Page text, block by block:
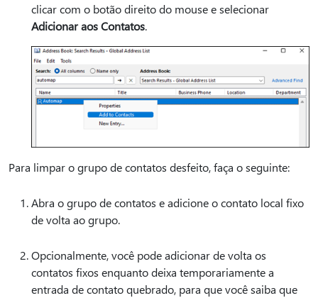
clicar com o botão direito do mouse e selecionar
Adicionar aos Contatos.
Para limpar o grupo de contatos desfeito, faça o seguinte:
Abra o grupo de contatos e adicione o contato local fixo
de volta ao grupo.
Opcionalmente, você pode adicionar de volta os
contatos fixos enquanto deixa temporariamente a
entrada de contato quebrado, para que você saiba que